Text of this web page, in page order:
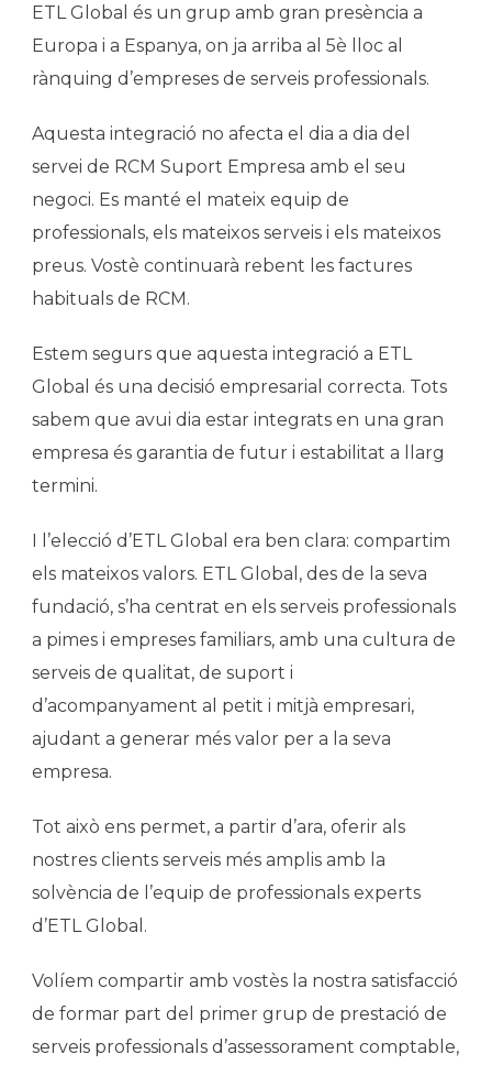
ETL Global és un grup amb gran presència a
Europa i a Espanya, on ja arriba al 5è lloc al
rànquing d’empreses de serveis professionals.
Aquesta integració no afecta el dia a dia del
servei de RCM Suport Empresa amb el seu
negoci. Es manté el mateix equip de
professionals, els mateixos serveis i els mateixos
preus. Vostè continuarà rebent les factures
habituals de RCM.
Estem segurs que aquesta integració a ETL
Global és una decisió empresarial correcta. Tots
sabem que avui dia estar integrats en una gran
empresa és garantia de futur i estabilitat a llarg
termini.
I l’elecció d’ETL Global era ben clara: compartim
els mateixos valors. ETL Global, des de la seva
fundació, s’ha centrat en els serveis professionals
a pimes i empreses familiars, amb una cultura de
serveis de qualitat, de suport i
d’acompanyament al petit i mitjà empresari,
ajudant a generar més valor per a la seva
empresa.
Tot això ens permet, a partir d’ara, oferir als
nostres clients serveis més amplis amb la
solvència de l’equip de professionals experts
d’ETL Global.
Volíem compartir amb vostès la nostra satisfacció
de formar part del primer grup de prestació de
serveis professionals d’assessorament comptable,